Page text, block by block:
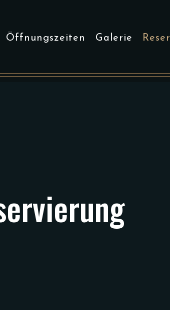
Öffnungszeiten Galerie